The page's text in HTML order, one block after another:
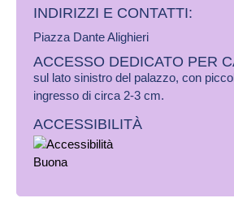
INDIRIZZI E CONTATTI:​
Piazza Dante Alighieri
ACCESSO DEDICATO PER
sul lato sinistro del palazzo, con
ingresso di circa 2-3 cm.
ACCESSIBILITÀ